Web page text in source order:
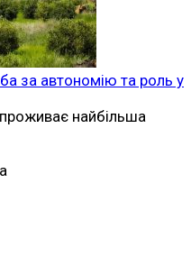
за автономію та роль у
найбільша